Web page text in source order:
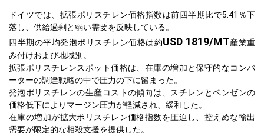
ドイツでは、拡張ポリスチレン価格指数は前四半期比で5.41％下
落し、供給過剰と弱い需要を反映している。
四半期の平均発泡ポリスチレン価格は約USD 1819/MT産業重
み付けおよび地域別。
拡張ポリスチレンスポット価格は、在庫の増加と保守的なコンバ
ーターの調達戦略の中で圧力の下に留まった。
発泡ポリスチレンの生産コストの傾向は、スチレンとベンゼンの
価格低下によりマージン圧力が軽減され、緩和した。
在庫の増加が拡大ポリスチレン価格指数を圧迫し、控えめな輸出
需要が限定的な相殺支援を提供した。